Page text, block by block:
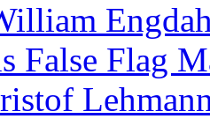
False Flag